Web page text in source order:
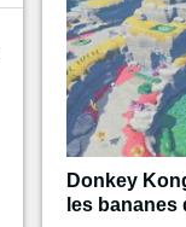
Donkey
les bananes